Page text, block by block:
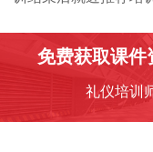
免费获取课件
礼仪培训